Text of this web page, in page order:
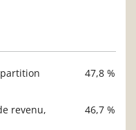
47,8 %
revenu,
46,7 %